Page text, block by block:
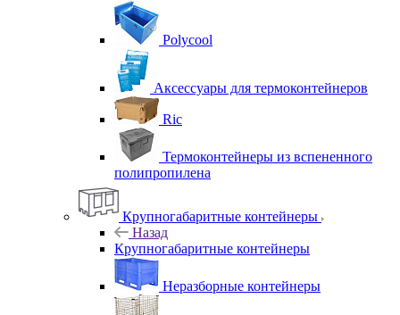
Polycool
Аксессуары для термоконтейнеров
Ric
Термоконтейнеры из вспененного
полипропилена
Крупногабаритные контейнеры
Назад
Крупногабаритные контейнеры
Неразборные контейнеры